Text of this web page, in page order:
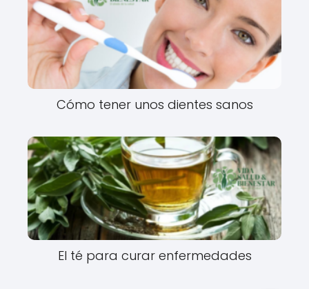
Cómo tener unos dientes sanos
El té para curar enfermedades